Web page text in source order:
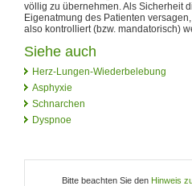
völlig zu übernehmen. Als Sicherheit
Eigenatmung des Patienten
also kontrolliert (bzw. mandatorisch)
Siehe auch
Herz-Lungen-Wiederbelebung
Asphyxie
Schnarchen
Dyspnoe
Bitte beachten Sie den Hinweis